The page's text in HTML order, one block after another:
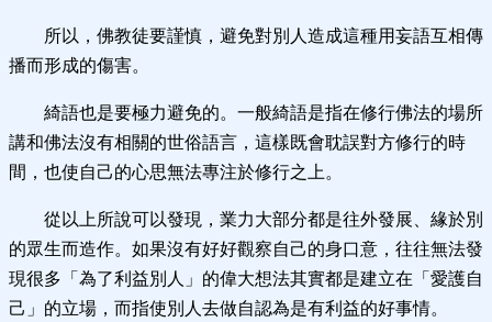
所以，佛教徒要謹慎，避免對別人造成這種用妄語互相傳
播而形成的傷害。
綺語也是要極力避免的。一般綺語是指在修行佛法的場所
講和佛法沒有相關的世俗語言，這樣既會耽誤對方修行的時
間，也使自己的心思無法專注於修行之上。
從以上所說可以發現，業力大部分都是往外發展、緣於別
的眾生而造作。如果沒有好好觀察自己的身口意，往往無法發
現很多「為了利益別人」的偉大想法其實都是建立在「愛護自
己」的立場，而指使別人去做自認為是有利益的好事情。